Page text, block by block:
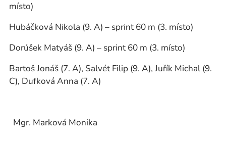
místo)
Hubáčková Nikola (9. A) – sprint 60 m (3. místo)
Dorúšek Matyáš (9. A) – sprint 60 m (3. místo)
Bartoš Jonáš (7. A), Salvét Filip (9. A), Juřík Michal (9.
C), Dufková Anna (7. A)
Mgr. Marková Monika